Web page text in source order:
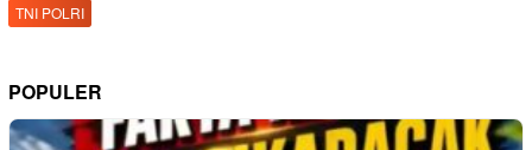
TNI POLRI
POPULER